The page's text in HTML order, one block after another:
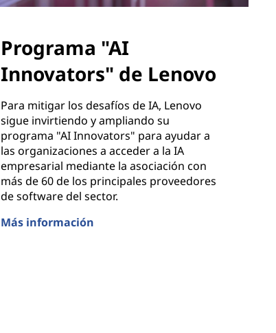
Programa "AI
Innovators" de Lenovo
Para mitigar los desafíos de IA, Lenovo
sigue invirtiendo y ampliando su
programa "AI Innovators" para ayudar a
las organizaciones a acceder a la IA
empresarial mediante la asociación con
más de 60 de los principales proveedores
de software del sector.
Más información